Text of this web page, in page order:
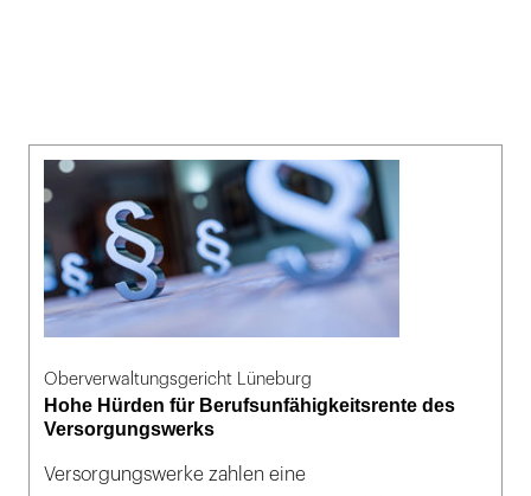
Oberverwaltungsgericht Lüneburg
Hohe Hürden für Berufsunfähigkeitsrente des
Versorgungswerks
Versorgungswerke zahlen eine